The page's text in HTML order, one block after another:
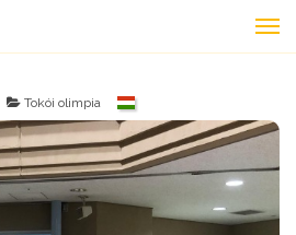
Tokói olimpia